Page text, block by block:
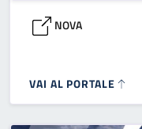
NOVA
VAI AL PORTALE